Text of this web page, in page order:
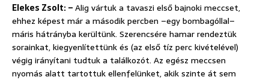
Elekes Zsolt: –Alig vártuk a tavaszi első bajnoki meccset,
ehhez képest már a második percben –egy bombagóllal–
máris hátrányba kerültünk. Szerencsére hamar rendeztük
sorainkat, kiegyenlítettünk és (az első tíz perc kivételével)
végig irányítani tudtuk a találkozót. Az egész meccsen
nyomás alatt tartottuk ellenfelünket, akik szinte át sem